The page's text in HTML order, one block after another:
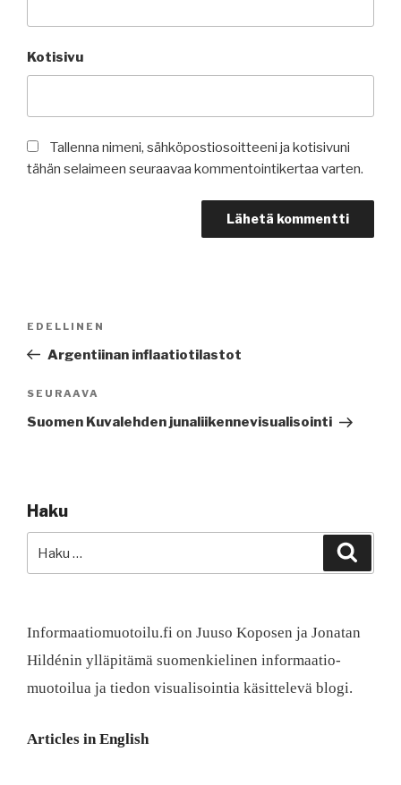
Kotisivu
Tallenna nimeni, sähköpostiosoitteeni ja kotisivuni
tähän selaimeen seuraavaa kommentointikertaa varten.
Edellinen
artikkeli
EDELLINEN
Argentiinan inflaatiotilastot
Seuraava
artikkeli
SEURAAVA
Suomen Kuvalehden junaliikennevisualisointi
Haku
Informaatiomuotoilu.fi on Juuso Koposen ja Jonatan
Hildénin ylläpitämä suomen­kielinen informaatio­
muotoilua ja tiedon visualisointia käsittelevä blogi.
Articles in English